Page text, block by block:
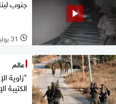
جنوب
l 31 يوليو 2026
عالم
"زاوية
الكتيبة